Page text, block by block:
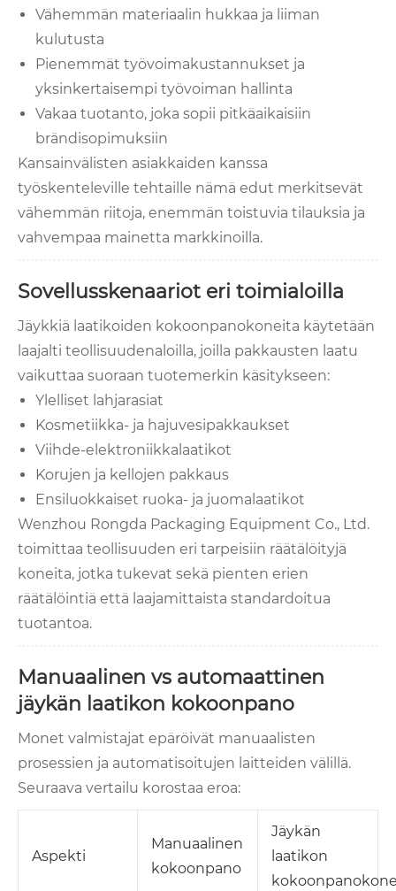
Vähemmän materiaalin hukkaa ja liiman
kulutusta
Pienemmät työvoimakustannukset ja
yksinkertaisempi työvoiman hallinta
Vakaa tuotanto, joka sopii pitkäaikaisiin
brändisopimuksiin
Kansainvälisten asiakkaiden kanssa
työskenteleville tehtaille nämä edut merkitsevät
vähemmän riitoja, enemmän toistuvia tilauksia ja
vahvempaa mainetta markkinoilla.
Sovellusskenaariot eri toimialoilla
Jäykkiä laatikoiden kokoonpanokoneita käytetään
laajalti teollisuudenaloilla, joilla pakkausten laatu
vaikuttaa suoraan tuotemerkin käsitykseen:
Ylelliset lahjarasiat
Kosmetiikka- ja hajuvesipakkaukset
Viihde-elektroniikkalaatikot
Korujen ja kellojen pakkaus
Ensiluokkaiset ruoka- ja juomalaatikot
Wenzhou Rongda Packaging Equipment Co., Ltd.
toimittaa teollisuuden eri tarpeisiin räätälöityjä
koneita, jotka tukevat sekä pienten erien
räätälöintiä että laajamittaista standardoitua
tuotantoa.
Manuaalinen vs automaattinen
jäykän laatikon kokoonpano
Monet valmistajat epäröivät manuaalisten
prosessien ja automatisoitujen laitteiden välillä.
Seuraava vertailu korostaa eroa:
Aspekti
Manuaalinen
kokoonpano
Jäykän
laatikon